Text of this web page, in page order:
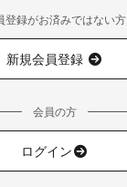
登録がお済みではない方
新規会員登録
会員の方
ログイン